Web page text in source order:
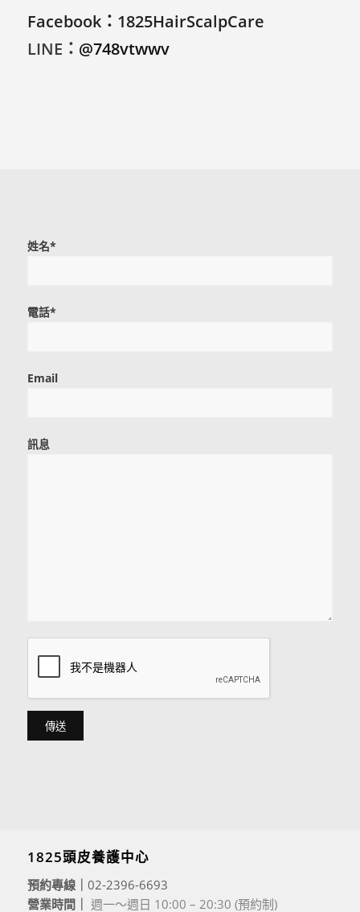
Facebook： 1825HairScalpCare
LINE ： @748vtwwv
姓名*
電話*
Email
訊息
1825頭皮養護中心
預約專線｜ 02-2396-6693
營業時間｜ 週一～週日 10:00 – 20:30 (預約制)